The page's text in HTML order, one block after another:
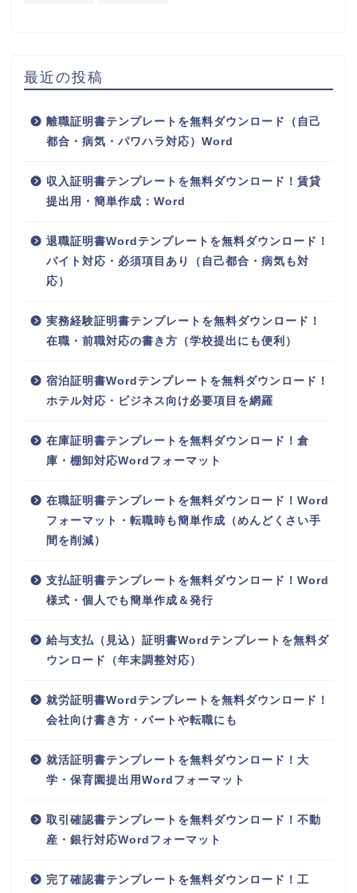
最近の投稿
離職証明書テンプレートを無料ダウンロード（自己
都合・病気・パワハラ対応）Word
収入証明書テンプレートを無料ダウンロード！賃貸
提出用・簡単作成：Word
退職証明書Wordテンプレートを無料ダウンロード！
バイト対応・必須項目あり（自己都合・病気も対
応）
実務経験証明書テンプレートを無料ダウンロード！
在職・前職対応の書き方（学校提出にも便利）
宿泊証明書Wordテンプレートを無料ダウンロード！
ホテル対応・ビジネス向け必要項目を網羅
在庫証明書テンプレートを無料ダウンロード！倉
庫・棚卸対応Wordフォーマット
在職証明書テンプレートを無料ダウンロード！Word
フォーマット・転職時も簡単作成（めんどくさい手
間を削減）
支払証明書テンプレートを無料ダウンロード！Word
様式・個人でも簡単作成＆発行
給与支払（見込）証明書Wordテンプレートを無料ダ
ウンロード（年末調整対応）
就労証明書Wordテンプレートを無料ダウンロード！
会社向け書き方・パートや転職にも
就活証明書テンプレートを無料ダウンロード！大
学・保育園提出用Wordフォーマット
取引確認書テンプレートを無料ダウンロード！不動
産・銀行対応Wordフォーマット
完了確認書テンプレートを無料ダウンロード！工